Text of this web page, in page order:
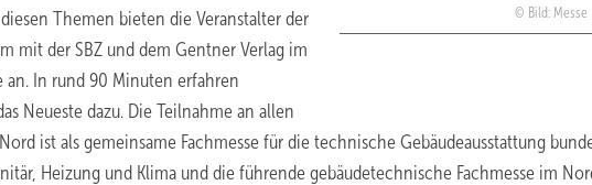
Bild:
Themen bieten die Veranstalter der
mit der SBZ und dem Gentner Verlag im
an. In rund 90 Minuten erfahren
Neueste dazu. Die Teilnahme an allen
ist als gemeinsame Fachmesse für die technische Gebäudeausstattung
Heizung und Klima und die führende gebäudetechnische Fachmesse im